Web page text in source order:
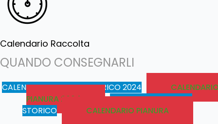
Calendario Raccolta
QUANDO CONSEGNARLI
CALENDARIO CENTRO STORICO 2024
PIANURA 2024
CALENDARIO CENTRO
STORICO
CALENDARIO PIANURA